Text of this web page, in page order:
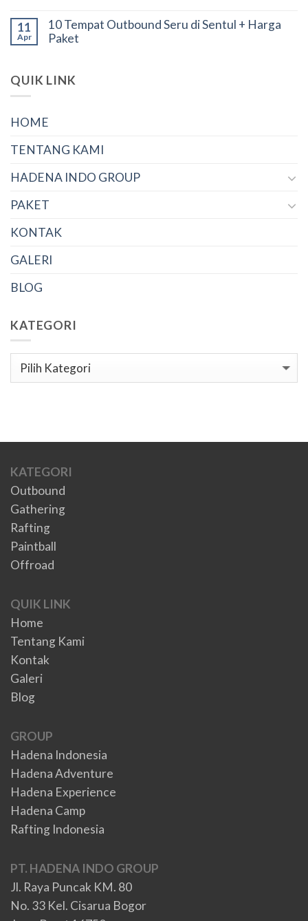
11
Apr
10 Tempat Outbound Seru di Sentul + Harga
Paket
QUIK LINK
HOME
TENTANG KAMI
HADENA INDO GROUP
PAKET
KONTAK
GALERI
BLOG
KATEGORI
Kategori
KATEGORI
Outbound
Gathering
Rafting
Paintball
Offroad
QUIK LINK
Home
Tentang Kami
Kontak
Galeri
Blog
GROUP
Hadena Indonesia
Hadena Adventure
Hadena Experience
Hadena Camp
Rafting Indonesia
PT. HADENA INDO GROUP
Jl. Raya Puncak KM. 80
No. 33 Kel. Cisarua Bogor